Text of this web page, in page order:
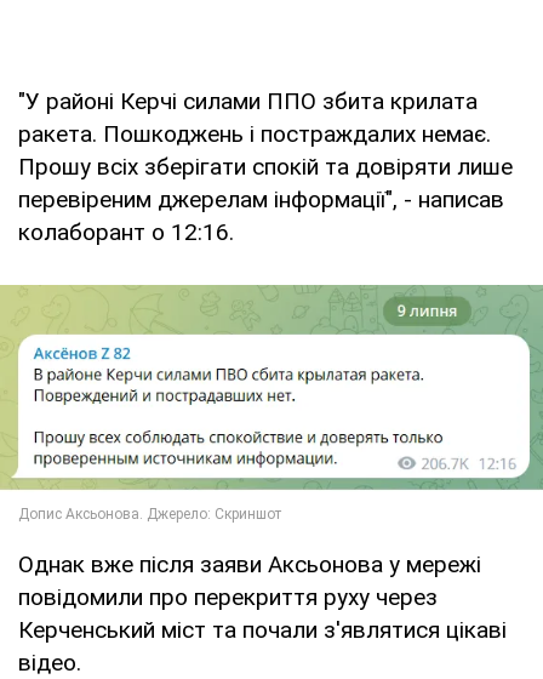
"У районі Керчі силами ППО збита крилата
ракета. Пошкоджень і постраждалих немає.
Прошу всіх зберігати спокій та довіряти лише
перевіреним джерелам інформації", - написав
колаборант о 12:16.
Однак вже після заяви Аксьонова у мережі
повідомили про перекриття руху через
Керченський міст та почали з'являтися цікаві
відео.